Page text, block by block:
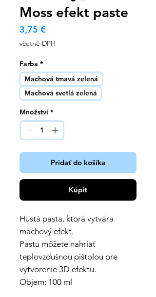
Moss efekt paste
3,75 €Cena
včetně DPH
Farba *
Machová tmavá zelená
Machová svetlá zelená
Množství *
Pridať do košíka
Kúpiť
Hustá pasta, ktorá vytvára
machový efekt.
Pastu môžete nahriať
teplovzdušnou pištolou pre
vytvorenie 3D efektu.
Objem: 100 ml